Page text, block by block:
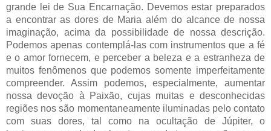
grande lei de Sua Encarnação. Devemos estar preparados
a encontrar as dores de Maria além do alcance de nossa
imaginação, acima da possibilidade de nossa descrição.
Podemos apenas contemplá-las com instrumentos que a fé
e o amor fornecem, e perceber a beleza e a estranheza de
muitos fenômenos que podemos somente imperfeitamente
compreender. Assim podemos, especialmente, aumentar
nossa devoção à Paixão, cujas muitas e desconhecidas
regiões nos são momentaneamente iluminadas pelo contato
com suas dores, tal como na ocultação de Júpiter, o